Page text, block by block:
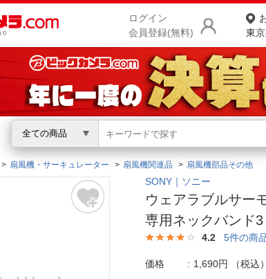
ログイン
会員登録(無料)
東
全ての商品
ちは
ログイン
商品を
ランキン
お客様
扇風機・サーキュレーター 扇風機関連品 扇風機部品その他
SONY｜ソニー
ウェアラブルサー
専用ネックバンド
4.2 5件の商
価格 1,690円
（税込）